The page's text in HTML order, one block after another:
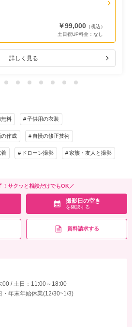
￥99,000 （税込）
土日祝UP料金： なし
詳しく見る
無料 子供用の衣装
の作成 自慢の修正技術
着 ドローン撮影 家族・友人と撮影
！サクッと相談だけでもOK／
撮影日の空き
を確認する
資料請求する
/ 土日：11:00～18:00
・年末年始休業(12/30~1/3)